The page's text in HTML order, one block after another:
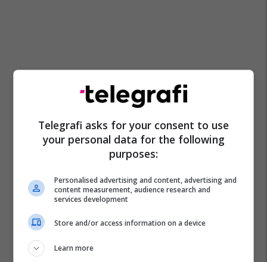
Telegrafi asks for your consent to use
your personal data for the following
purposes:
Personalised advertising and content, advertising and
content measurement, audience research and
services development
Store and/or access information on a device
Learn more